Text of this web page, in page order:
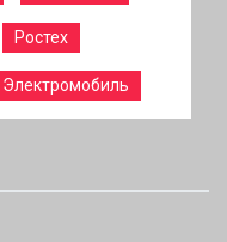
Ростех
Электромобиль